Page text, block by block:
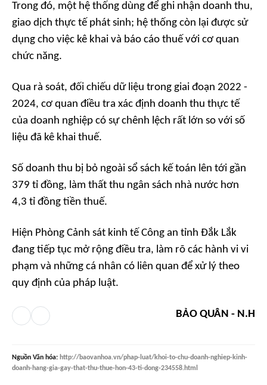
Trong đó, một hệ thống dùng để ghi nhận doanh thu,
giao dịch thực tế phát sinh; hệ thống còn lại được sử
dụng cho việc kê khai và báo cáo thuế với cơ quan
chức năng.
Qua rà soát, đối chiếu dữ liệu trong giai đoạn 2022 -
2024, cơ quan điều tra xác định doanh thu thực tế
của doanh nghiệp có sự chênh lệch rất lớn so với số
liệu đã kê khai thuế.
Số doanh thu bị bỏ ngoài sổ sách kế toán lên tới gần
379 tỉ đồng, làm thất thu ngân sách nhà nước hơn
4,3 tỉ đồng tiền thuế.
Hiện Phòng Cảnh sát kinh tế Công an tỉnh Đắk Lắk
đang tiếp tục mở rộng điều tra, làm rõ các hành vi vi
phạm và những cá nhân có liên quan để xử lý theo
quy định của pháp luật.
BẢO QUÂN - N.H
Nguồn Văn hóa: http://baovanhoa.vn/phap-luat/khoi-to-chu-doanh-nghiep-kinh-
doanh-hang-gia-gay-that-thu-thue-hon-43-ti-dong-234558.html